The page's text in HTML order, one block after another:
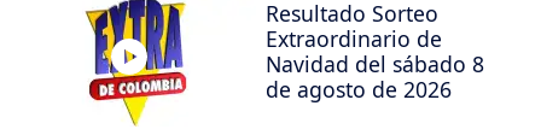
Resultado Sorteo
Extraordinario de
Navidad del sábado 8
de agosto de 2026